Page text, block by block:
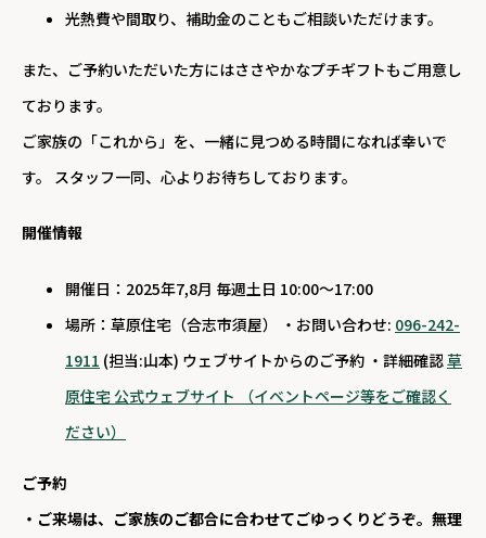
光熱費や間取り、補助金のこともご相談いただけます。
また、ご予約いただいた方にはささやかなプチギフトもご用意し
ております。
ご家族の「これから」を、一緒に見つめる時間になれば幸いで
す。 スタッフ一同、心よりお待ちしております。
開催情報
開催日：2025年7,8月 毎週土日 10:00～17:00
場所：草原住宅（合志市須屋） ・お問い合わせ: 096-242-
1911 (担当:山本) ウェブサイトからのご予約 ・詳細確認草
原住宅 公式ウェブサイト （イベントページ等をご確認く
ださい）
ご予約
・ご来場は、ご家族のご都合に合わせてごゆっくりどうぞ。無理